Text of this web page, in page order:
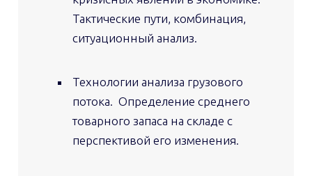
Тактические пути, комбинация,
ситуационный анализ.
Технологии анализа грузового
потока. Определение среднего
товарного запаса на складе с
перспективой его изменения.